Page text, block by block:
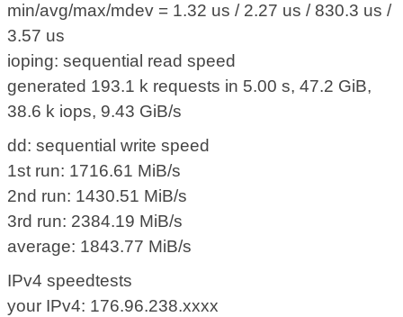
min/avg/max/mdev = 1.32 us / 2.27 us / 830.3 us /
3.57 us
ioping: sequential read speed
generated 193.1 k requests in 5.00 s, 47.2 GiB,
38.6 k iops, 9.43 GiB/s
dd: sequential write speed
1st run: 1716.61 MiB/s
2nd run: 1430.51 MiB/s
3rd run: 2384.19 MiB/s
average: 1843.77 MiB/s
IPv4 speedtests
your IPv4: 176.96.238.xxxx